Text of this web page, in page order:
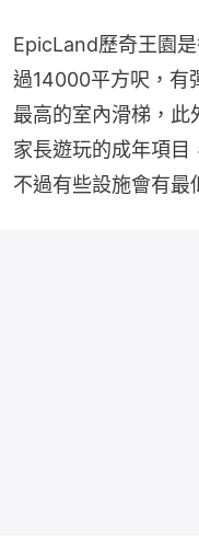
EpicLand歷奇王園
過14000平方呎，有
最高的室內滑梯，此
家長遊玩的成年項目
不過有些設施會有最